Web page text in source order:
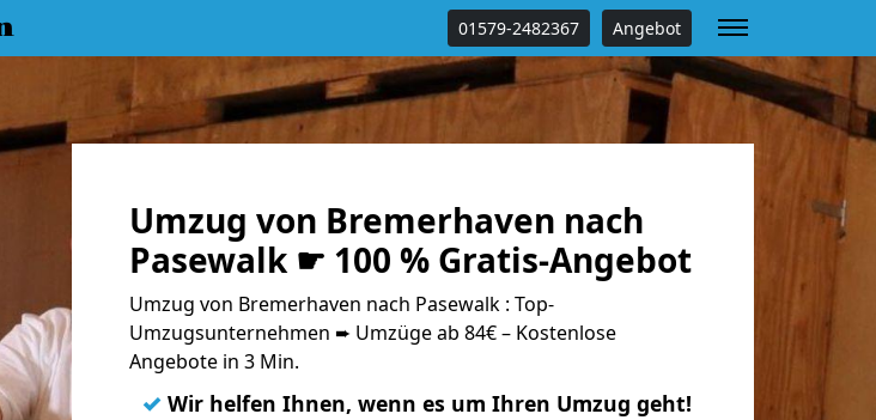
01579-2482367 Angebot
Umzug von Bremerhaven nach
Pasewalk ☛ 100 % Gratis-Angebot
Umzug von Bremerhaven nach Pasewalk : Top-
Umzugsunternehmen ➨ Umzüge ab 84€ – Kostenlose
Angebote in 3 Min.
✓ Wir helfen Ihnen, wenn es um Ihren Umzug geht!